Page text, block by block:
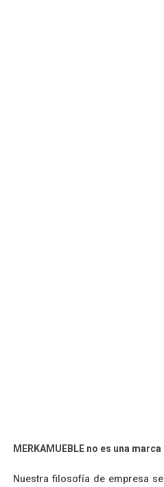
MERKAMUEBLE no es una marca
Nuestra filosofía de empresa